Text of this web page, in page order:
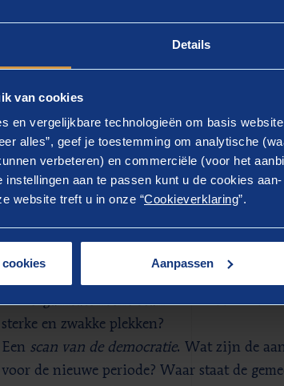
Details
van cookies
en vergelijkbare technologieën om basis
alles”, geef je toestemming om analytische
verbeteren) en commerciële (voor het
instellingen aan te passen kunt u de cookies
website treft u in onze “Cookieverklaring”.
Aanpassen
Welke gevolgen hebben corona en
beleidsmatige scan van de verschillende
daarvan op het huidige beleid. Welke
Wat kost meer tijd, moeite en budget?
vanwege bestaande contracten?
Eenfinanciële scanvan de gemeente. Hoe
tekorten in het sociaal domein (jeugdzorg
Eenorganisatorische scan. Hoe staat de
sterke en zwakke plekken?
Een scan van de democratie. Wat zijn de
voor de nieuwe periode? Waar staat de